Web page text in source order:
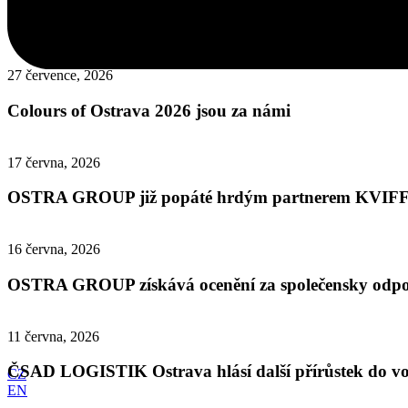
CZ
EN
Legendární motoristický svátek Barum Czech Rally
27 července, 2026
Colours of Ostrava 2026 jsou za námi
17 června, 2026
OSTRA GROUP již popáté hrdým partnerem
16 června, 2026
OSTRA GROUP získává ocenění za společensky
11 června, 2026
ČSAD LOGISTIK Ostrava hlásí další přírůstek do